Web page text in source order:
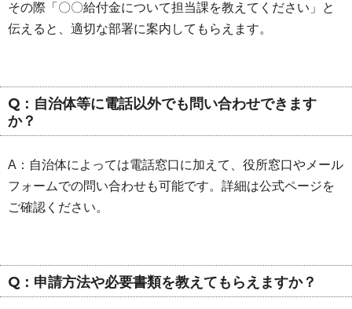
その際「〇〇給付金について担当課を教えてください」と
伝えると、適切な部署に案内してもらえます。
Q：自治体等に電話以外でも問い合わせできます
か？
A：自治体によっては電話窓口に加えて、役所窓口やメール
フォームでの問い合わせも可能です。詳細は公式ページを
ご確認ください。
Q：申請方法や必要書類を教えてもらえますか？